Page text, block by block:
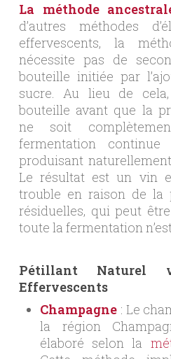
La méthode
d’autres méthodes
effervescents, la
nécessite pas de
bouteille initiée par
sucre. Au lieu de
bouteille avant que la
ne soit
fermentation
produisant
Le résultat est un vin
trouble en raison de la
résiduelles, qui peut
toute la fermentation
Pétillant Naturel
Effervescents
Champagne: Le
la région
élaboré selon la